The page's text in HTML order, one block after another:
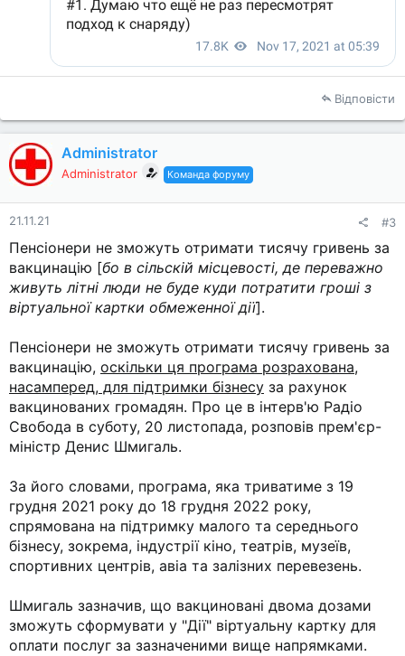
Відповісти
Administrator
Administrator Команда форуму
21.11.21 #3
Пенсіонери не зможуть отримати тисячу гривень за
вакцинацію [бо в сільскій місцевості, де переважно
живуть літні люди не буде куди потратити гроші з
віртуальної картки обмеженної дії].
Пенсіонери не зможуть отримати тисячу гривень за
вакцинацію, оскільки ця програма розрахована,
насамперед, для підтримки бізнесу за рахунок
вакцинованих громадян. Про це в інтерв'ю Радіо
Свобода в суботу, 20 листопада, розповів прем'єр-
міністр Денис Шмигаль.
За його словами, програма, яка триватиме з 19
грудня 2021 року до 18 грудня 2022 року,
спрямована на підтримку малого та середнього
бізнесу, зокрема, індустрії кіно, театрів, музеїв,
спортивних центрів, авіа та залізних перевезень.
Шмигаль зазначив, що вакциновані двома дозами
зможуть сформувати у "Дії" віртуальну картку для
оплати послуг за зазначеними вище напрямками.